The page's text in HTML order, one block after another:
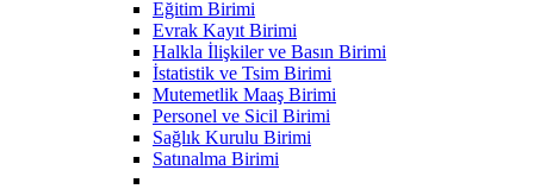
Eğitim Birimi
Evrak Kayıt Birimi
Halkla İlişkiler ve Basın Birimi
İstatistik ve Tsim Birimi
Mutemetlik Maaş Birimi
Personel ve Sicil Birimi
Sağlık Kurulu Birimi
Satınalma Birimi